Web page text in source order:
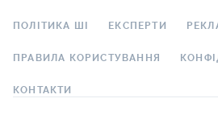
ПОЛІТИКА ШІ ЕКСПЕРТИ
ПРАВИЛА КОРИСТУВАННЯ
КОНТАКТИ